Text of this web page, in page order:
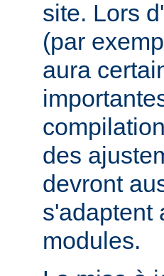
site. Lors
(par
aura
des
devront
s'adaptent
modules.